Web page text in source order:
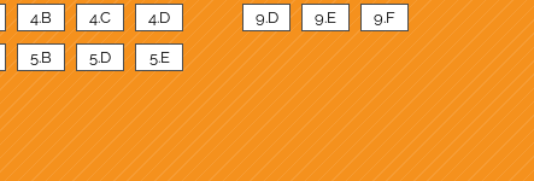
4.B 4.C 4.D
5.B 5.D 5.E
9.D 9.E 9.F